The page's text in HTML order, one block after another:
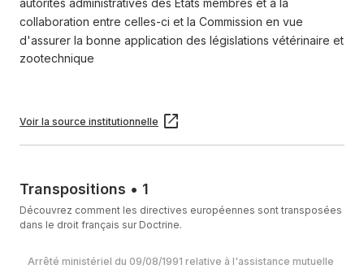
autorités administratives des États membres et à la
collaboration entre celles-ci et la Commission en vue
d'assurer la bonne application des législations vétérinaire et
zootechnique
Voir la source institutionnelle
Transpositions • 1
Découvrez comment les directives européennes sont transposées
dans le droit français sur Doctrine.
Arrêté ministériel du 09/08/1991 relative à l'assistance mutuelle